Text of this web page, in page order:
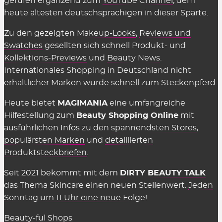
in den Shops selbst muss man nichts dafür
genannte Einschränkungen wie der
Mindestbestellwert oder shop-individuelle
Ausnahmen.
Wir können die Übersicht anbieten und täglich
vermittelte Verkäufe eine Provision zahlen,
insofern einige Kriterien eingehalten werden.
Diese Kosten sind Teil des üblichen Marketing-
Budgets und werden nicht auf den Preis
aufgeschlagen (Stichwort: Affiliate-Marketing).
Gelten Rabattcodes für alles in den
Beauty Shops?
Fast.Gutscheinkarten, Bücher, Magazine sowie
heute ältesten deutschsprachigen in dieser Sparte.
Zu den gezeigten Makeup-Looks, Reviews und
Swatches gesellten sich schnell Produkt- und
Kollektions-Previews und Beauty News.
Internationales Shopping in Deutschland nicht
erhältlicher Marken wurde schnell zum Steckenpferd.
Heute bietet MAGIMANIAeine umfangreiche
Hilfestellung zum Beauty Shopping Online mit
ausführlichen Infos zu den spannendsten Stores,
populärsten Marken und detaillierten
Produktsteckbriefen.
Seit 2021 bekommt mit dem DIRTY BEAUTY TALK
das Thema Skincare einen neuen Stellenwert. Jeden
Sonntag um 11 Uhr eine neue Folge!
Beauty-ful Shops